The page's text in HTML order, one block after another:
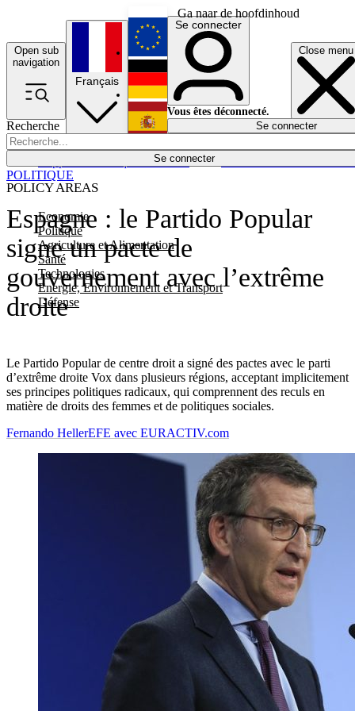
Ga naar de hoofdinhoud
Open sub
navigation
Close menu
Recherche
Se connecter
POLICY AREAS
Economie
Politique
Agriculture et Alimentation
Santé
Technologies
Energie, Environnement et Transport
Défense
Économie
Français
English
Deutsch
Español
Se connecter
Vous êtes déconnecté.
Se connecter
Espagne : le Partido Popular
signe un pacte de
gouvernement avec l’extrême
droite
Le Partido Popular de centre droit a signé des pactes avec le parti
d’extrême droite Vox dans plusieurs régions, acceptant implicitement
ses principes politiques radicaux, qui comprennent des reculs en
matière de droits des femmes et de politiques sociales.
POLITIQUE
Fernando HellerEFE avec EURACTIV.com